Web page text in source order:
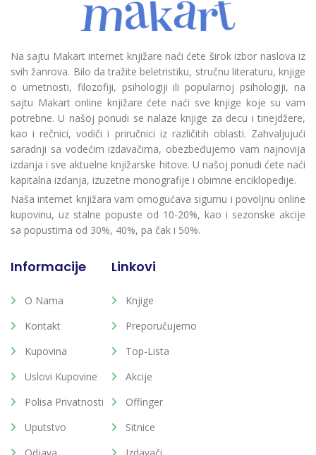
Na sajtu Makart internet knjižare naći ćete širok izbor naslova iz
svih žanrova. Bilo da tražite beletristiku, stručnu literaturu, knjige
o umetnosti, filozofiji, psihologiji ili popularnoj psihologiji, na
sajtu Makart online knjižare ćete naći sve knjige koje su vam
potrebne. U našoj ponudi se nalaze knjige za decu i tinejdžere,
kao i rečnici, vodiči i priručnici iz različitih oblasti. Zahvaljujući
saradnji sa vodećim izdavačima, obezbeđujemo vam najnovija
izdanja i sve aktuelne knjižarske hitove. U našoj ponudi ćete naći
kapitalna izdanja, izuzetne monografije i obimne enciklopedije.
Naša internet knjižara vam omogućava sigurnu i povoljnu online
kupovinu, uz stalne popuste od 10-20%, kao i sezonske akcije
sa popustima od 30%, 40%, pa čak i 50%.
Informacije
O Nama
Kontakt
Kupovina
Uslovi Kupovine
Polisa Privatnosti
Uputstvo
Odjava
Linkovi
Knjige
Preporučujemo
Top-Lista
Akcije
Offinger
Sitnice
Izdavači